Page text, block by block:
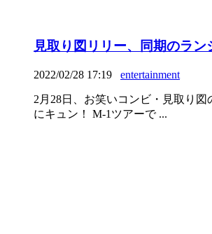
見取り図リリー、同期のラ
2022/02/28 17:19 entertainment
2月28日、お笑いコンビ・見取り
にキュン！ M-1ツアーで ...